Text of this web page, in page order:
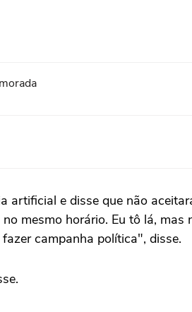
artificial e disse que não
mesmo horário. Eu tô lá, mas
campanha política", disse.